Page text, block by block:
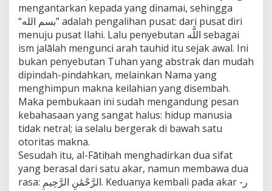
mengantarkan kepada yang dinamai, sehingga
“بسم الله” adalah pengalihan pusat: dari pusat diri
menuju pusat Ilahi. Lalu penyebutan اللَّه sebagai
ism jalālah mengunci arah tauhid itu sejak awal. Ini
bukan penyebutan Tuhan yang abstrak dan mudah
dipindah-pindahkan, melainkan Nama yang
menghimpun makna keilahian yang disembah.
Maka pembukaan ini sudah mengandung pesan
kebahasaan yang sangat halus: hidup manusia
tidak netral; ia selalu bergerak di bawah satu
otoritas makna.
Sesudah itu, al-Fātiḥah menghadirkan dua sifat
yang berasal dari satu akar, namun membawa dua
rasa: الرَّحْمَٰنِ الرَّحِيمِ. Keduanya kembali pada akar ر-